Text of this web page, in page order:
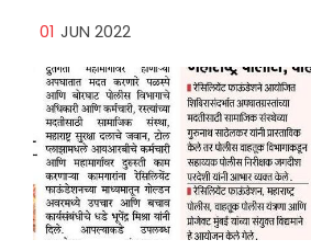
01 JUN 2022